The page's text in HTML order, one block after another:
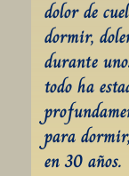
dolor de
dormir,
durante
todo ha
para
en 30 años.